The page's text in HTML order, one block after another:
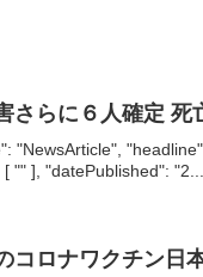
さらに６人確定 死
"NewsArticle",
"" ], "datePublished": "2...
コロナワクチン日